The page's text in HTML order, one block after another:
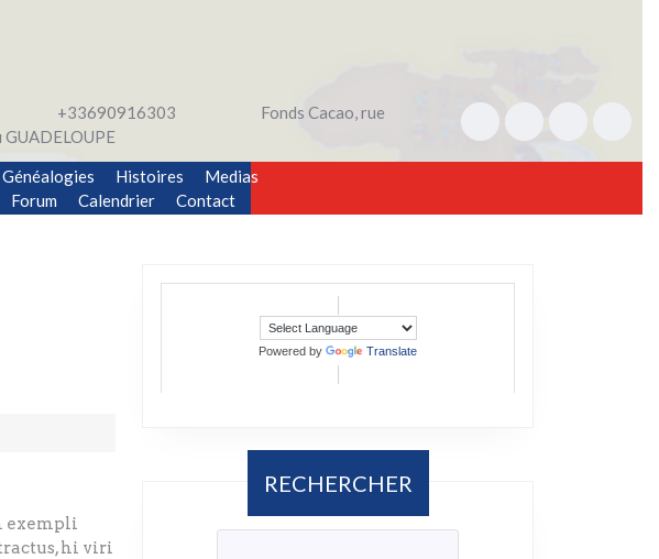
+33690916303
Fonds Cacao, rue
Généalogies Histoires
Medias
Forum Calendrier Contact
exempli
hi viri
Powered by Translate
RECHERCHER